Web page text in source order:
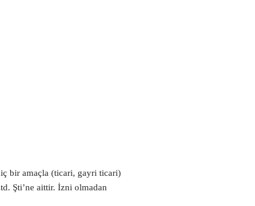
bir amaçla (ticari, gayri ticari)
Şti’ne aittir. İzni olmadan